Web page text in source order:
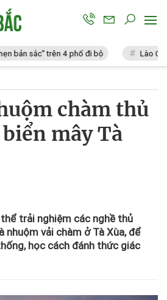
trên 4 phố đi bộ Lào Cai: Vi
chàm thủ
mây Tà
thể trải nghiệm các nghề thủ
nhuộm vải chàm ở Tà Xùa, để
học cách đánh thức giác